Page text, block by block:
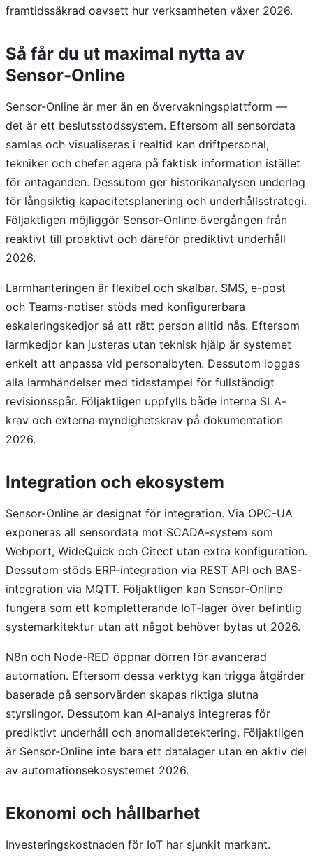
framtidssäkrad oavsett hur verksamheten växer 2026.
Så får du ut maximal nytta av
Sensor-Online
Sensor-Online är mer än en övervakningsplattform —
det är ett beslutsstodssystem. Eftersom all sensordata
samlas och visualiseras i realtid kan driftpersonal,
tekniker och chefer agera på faktisk information istället
för antaganden. Dessutom ger historikanalysen underlag
för långsiktig kapacitetsplanering och underhållsstrategi.
Följaktligen möjliggör Sensor-Online övergången från
reaktivt till proaktivt och däreför prediktivt underhåll
2026.
Larmhanteringen är flexibel och skalbar. SMS, e-post
och Teams-notiser stöds med konfigurerbara
eskaleringskedjor så att rätt person alltid nås. Eftersom
larmkedjor kan justeras utan teknisk hjälp är systemet
enkelt att anpassa vid personalbyten. Dessutom loggas
alla larmhändelser med tidsstampel för fullständigt
revisionsspår. Följaktligen uppfylls både interna SLA-
krav och externa myndighetskrav på dokumentation
2026.
Integration och ekosystem
Sensor-Online är designat för integration. Via OPC-UA
exponeras all sensordata mot SCADA-system som
Webport, WideQuick och Citect utan extra konfiguration.
Dessutom stöds ERP-integration via REST API och BAS-
integration via MQTT. Följaktligen kan Sensor-Online
fungera som ett kompletterande IoT-lager över befintlig
systemarkitektur utan att något behöver bytas ut 2026.
N8n och Node-RED öppnar dörren för avancerad
automation. Eftersom dessa verktyg kan trigga åtgärder
baserade på sensorvärden skapas riktiga slutna
styrslingor. Dessutom kan AI-analys integreras för
prediktivt underhåll och anomalidetektering. Följaktligen
är Sensor-Online inte bara ett datalager utan en aktiv del
av automationsekosystemet 2026.
Ekonomi och hållbarhet
Investeringskostnaden för IoT har sjunkit markant.